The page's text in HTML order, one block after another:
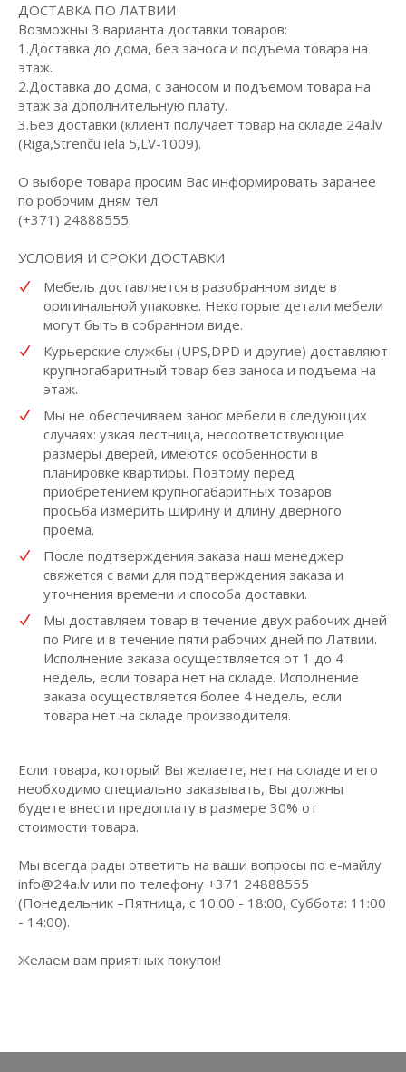
ДОСТАВКА ПО ЛАТВИИ
Возможны 3 варианта доставки товаров:
1.Доставка до дома, без заноса и подъема товара на
этаж.
2.Доставка до дома, с заносом и подъемом товара на
этаж за дополнительную плату.
3.Без доставки (клиент получает товар на складе 24a.lv
(Rīga,Strenču ielā 5,LV-1009).
О выборе товара просим Вас информировать заранее
по робочим дням тел.
(+371) 24888555.
УСЛОВИЯ И СРОКИ ДОСТАВКИ
Мебель доставляется в разобранном виде в
оригинальной упаковке. Некоторые детали мебели
могут быть в собранном виде.
Курьерские службы (UPS,DPD и другие) доставляют
крупногабаритный товар без заноса и подъема на
этаж.
Мы не обеспечиваем занос мебели в следующих
случаях: узкая лестница, несоответствующие
размеры дверей, имеются особенности в
планировке квартиры. Поэтому перед
приобретением крупногабаритных товаров
просьба измерить ширину и длину дверного
проема.
После подтверждения заказа наш менеджер
свяжется с вами для подтверждения заказа и
уточнения времени и способа доставки.
Мы доставляем товар в течение двух рабочих дней
по Риге и в течение пяти рабочих дней по Латвии.
Исполнение заказа осуществляется от 1 до 4
недель, если товара нет на складе. Исполнение
заказа осуществляется более 4 недель, если
товара нет на складе производителя.
Если товара, который Вы желаете, нет на складе и его
необходимо специально заказывать, Вы должны
будете внести предоплату в размере 30% от
стоимости товара.
Мы всегда рады ответить на ваши вопросы по е-майлу
info@24a.lv или по телефону +371 24888555
(Понедельник –Пятница, с 10:00 - 18:00, Суббота: 11:00
- 14:00).
Желаем вам приятных покупок!